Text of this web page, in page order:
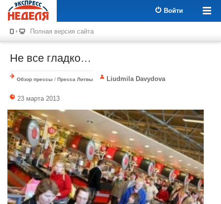
Войти
Полная версия сайта
Не все гладко…
Обзор прессы / Пресса Литвы Liudmila Davydova
23 марта 2013